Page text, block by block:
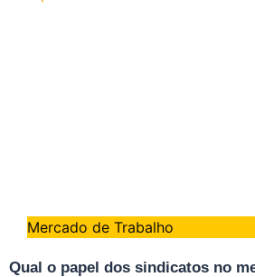
Mercado de Trabalho
Qual o papel dos sindicatos no